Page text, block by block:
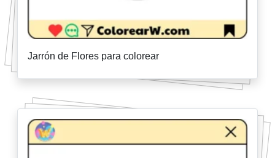
Jarrón de Flores para colorear